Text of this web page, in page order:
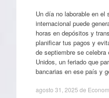
Un día no laborable en el
internacional puede
horas en depósitos y
planificar tus pagos y
de septiembre se
Unidos, un feriado que
bancarias en ese país y
agosto 31, 2025 de